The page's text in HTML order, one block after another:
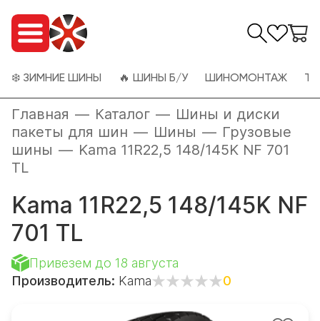
❄️ ЗИМНИЕ ШИНЫ 🔥 ШИНЫ Б/У ШИНОМОНТАЖ
Главная — Каталог — Шины и диски
пакеты для шин — Шины — Грузовые
шины — Kama 11R22,5 148/145K NF 701
TL
Kama 11R22,5 148/145K NF
701 TL
Привезем до 18 августа
Производитель: Kama 0